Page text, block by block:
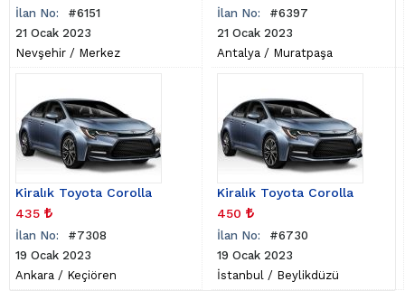
İlan No:
#6151
21 Ocak 2023
Nevşehir / Merkez
İlan No:
#6397
21 Ocak 2023
Antalya / Muratpaşa
Kiralık Toyota Corolla
435
İlan No:
#7308
19 Ocak 2023
Ankara / Keçiören
Kiralık Toyota Corolla
450
İlan No:
#6730
19 Ocak 2023
İstanbul / Beylikdüzü